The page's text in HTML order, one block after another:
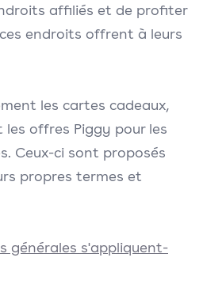
affiliés et de profiter
endroits offrent à leurs
les cartes cadeaux,
offres Piggy pour les
Ceux-ci sont proposés
propres termes et
générales s'appliquent-